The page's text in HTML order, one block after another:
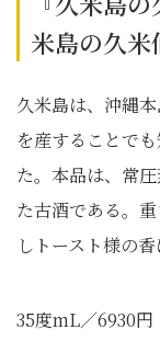
米島の久米
久米島は、沖縄
を産することで
た。本品は、常
た古酒である。
しトースト様の香
35度mL／6930円